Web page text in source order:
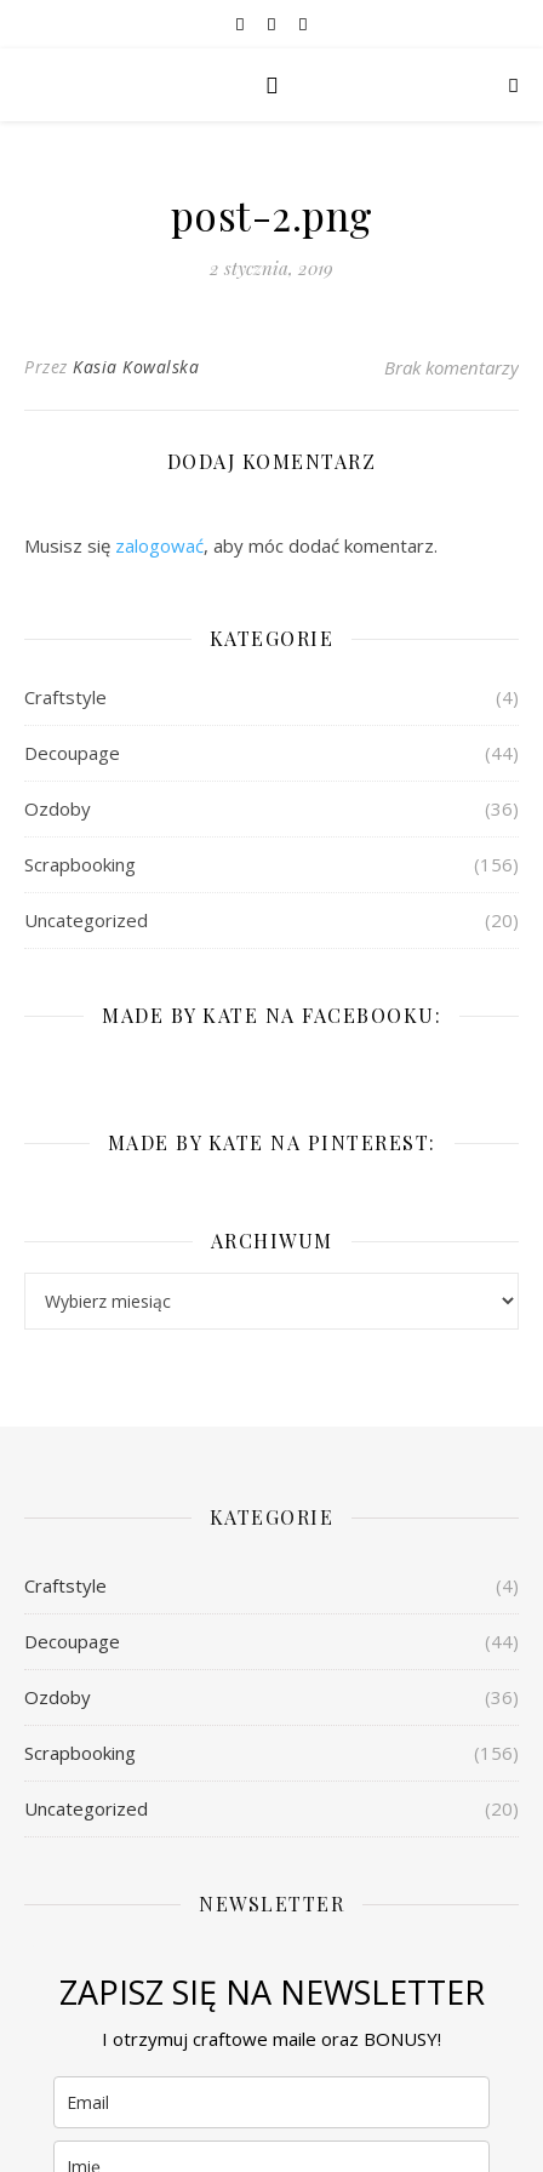
post-2.png
2 stycznia, 2019
Przez Kasia Kowalska Brak komentarzy
DODAJ KOMENTARZ
Musisz się zalogować, aby móc dodać komentarz.
KATEGORIE
Craftstyle (4)
Decoupage (44)
Ozdoby (36)
Scrapbooking (156)
Uncategorized (20)
MADE BY KATE NA FACEBOOKU:
MADE BY KATE NA PINTEREST:
ARCHIWUM
KATEGORIE
Craftstyle (4)
Decoupage (44)
Ozdoby (36)
Scrapbooking (156)
Uncategorized (20)
NEWSLETTER
ZAPISZ SIĘ NA NEWSLETTER
I otrzymuj craftowe maile oraz BONUSY!